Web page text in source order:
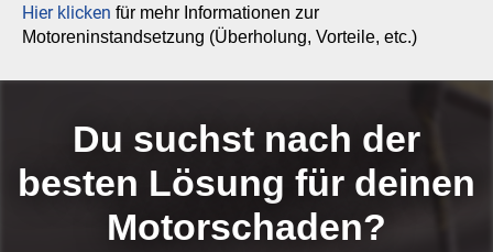
Hier klicken für mehr Informationen zur
Motoreninstandsetzung (Überholung, Vorteile, etc.)
Du suchst nach der
besten Lösung für deinen
Motorschaden?